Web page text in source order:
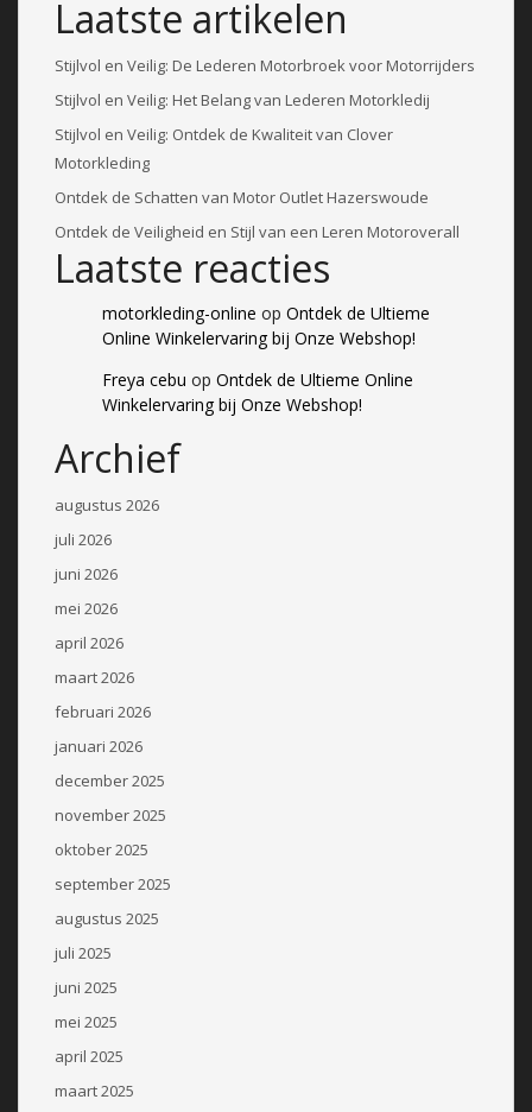
Laatste artikelen
Stijlvol en Veilig: De Lederen Motorbroek voor Motorrijders
Stijlvol en Veilig: Het Belang van Lederen Motorkledij
Stijlvol en Veilig: Ontdek de Kwaliteit van Clover
Motorkleding
Ontdek de Schatten van Motor Outlet Hazerswoude
Ontdek de Veiligheid en Stijl van een Leren Motoroverall
Laatste reacties
motorkleding-online op Ontdek de Ultieme
Online Winkelervaring bij Onze Webshop!
Freya cebu op Ontdek de Ultieme Online
Winkelervaring bij Onze Webshop!
Archief
augustus 2026
juli 2026
juni 2026
mei 2026
april 2026
maart 2026
februari 2026
januari 2026
december 2025
november 2025
oktober 2025
september 2025
augustus 2025
juli 2025
juni 2025
mei 2025
april 2025
maart 2025